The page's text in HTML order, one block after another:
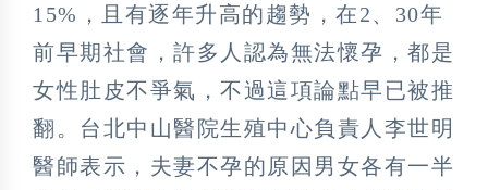
15%，且有逐年升高的趨勢，在2、30年
前早期社會，許多人認為無法懷孕，都是
女性肚皮不爭氣，不過這項論點早已被推
翻。台北中山醫院生殖中心負責人李世明
醫師表示，夫妻不孕的原因男女各有一半